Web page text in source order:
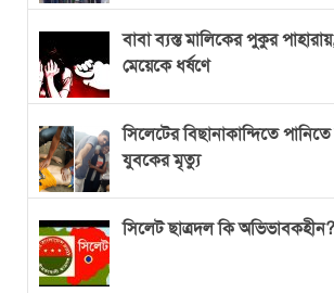
বাবা ব্যস্ত মালিকের পুকুর
মেয়েকে ধর্ষণে
সিলেটের বিছানাকান্দিতে
যুবকের মৃত্যু
সিলেট ছাত্রদল কি অভিভাবকহীন?